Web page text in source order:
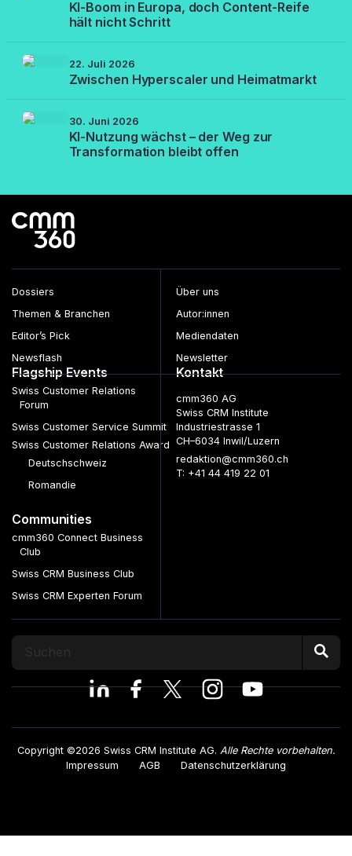
KI-Boom in Europa, doch Content-Reife
hält nicht Schritt
22. Juli 2026
Zwischen Hyperscaler und Heimatmarkt
30. Juni 2026
KI-Nutzung wächst – der Weg zur
Transformation bleibt offen
Dossiers
Themen & Branchen
Editor’s Pick
Newsflash
Über uns
Autor:innen
Mediendaten
Newsletter
Flagship Events
Swiss Customer Relations
Forum
Swiss Customer Service Summit
Swiss Customer Relations Award
Deutschschweiz
Romandie
Communities
cmm360 Connect Business
Club
Swiss CRM Business Club
Swiss CRM Experten Forum
Kontakt
cmm360 AG
Swiss CRM Institute
Industriestrasse 1
CH–6034 Inwil/Luzern
redaktion@cmm360.ch
T: +41 44 419 22 01
Copyright ©2026 Swiss CRM Institute AG. Alle Rechte vorbehalten.
Impressum
AGB Datenschutzerklärung